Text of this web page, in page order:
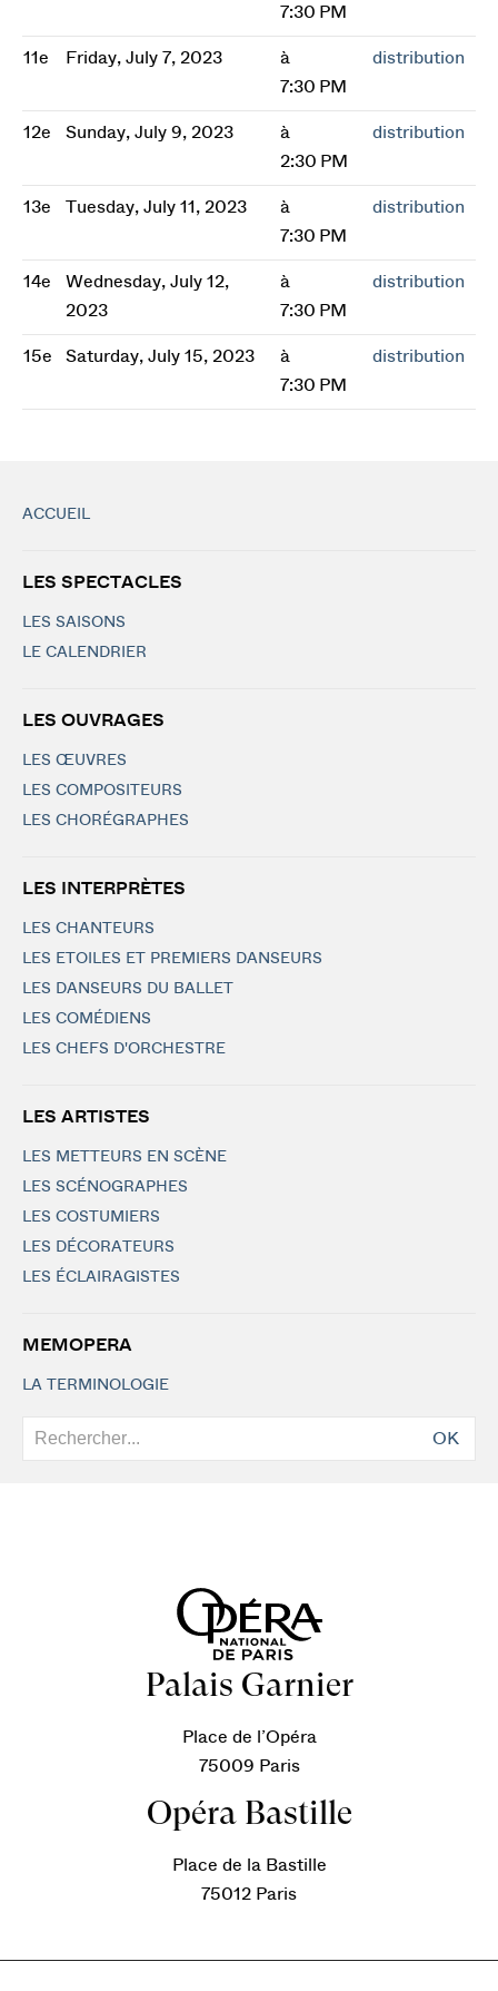
7:30 PM
11e Friday, July 7, 2023
à
7:30 PM
distribution
12e Sunday, July 9, 2023
à
2:30 PM
distribution
13e Tuesday, July 11, 2023
à
7:30 PM
distribution
14e
Wednesday, July 12,
2023
à
7:30 PM
distribution
15e Saturday, July 15, 2023
à
7:30 PM
distribution
ACCUEIL
LES SPECTACLES
LES SAISONS
LE CALENDRIER
LES OUVRAGES
LES ŒUVRES
LES COMPOSITEURS
LES CHORÉGRAPHES
LES INTERPRÈTES
LES CHANTEURS
LES ETOILES ET PREMIERS DANSEURS
LES DANSEURS DU BALLET
LES COMÉDIENS
LES CHEFS D'ORCHESTRE
LES ARTISTES
LES METTEURS EN SCÈNE
LES SCÉNOGRAPHES
LES COSTUMIERS
LES DÉCORATEURS
LES ÉCLAIRAGISTES
MEMOPERA
LA TERMINOLOGIE
OK
Palais Garnier
Place de l’Opéra
75009 Paris
Opéra Bastille
Place de la Bastille
75012 Paris